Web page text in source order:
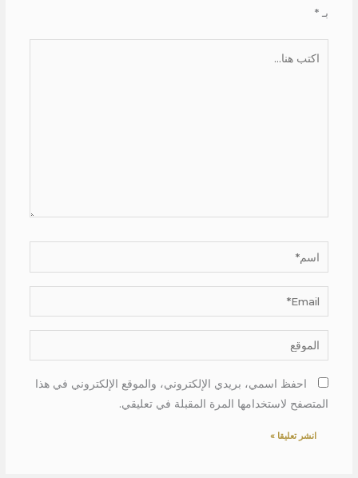
بـ *
اسم*
Email*
الموقع
احفظ اسمي، بريدي الإلكتروني، والموقع الإلكتروني في هذا
المتصفح لاستخدامها المرة المقبلة في تعليقي.